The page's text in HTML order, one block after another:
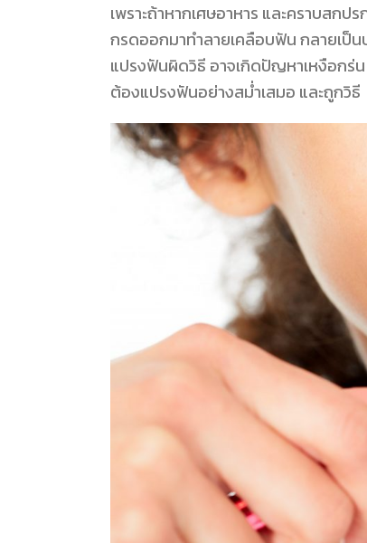
เพราะถ้าหากเศษอาหาร และคราบสก
กรดออกมาทำลายเคลือบฟัน กลายเป็
แปรงฟันผิดวิธี อาจเกิดปัญหาเหงือกร่น
ต้องแปรงฟันอย่างสม่ำเสมอ และถูกวิธี